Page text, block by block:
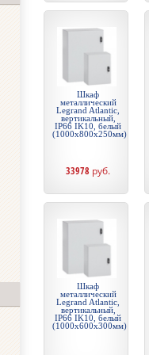
Шкаф
металлический
Legrand Atlantic,
вертикальный,
IP66 IK10, белый
(1000x800x250мм)
33978 руб.
Шкаф
металлический
Legrand Atlantic,
вертикальный,
IP66 IK10, белый
(1000x600x300мм)